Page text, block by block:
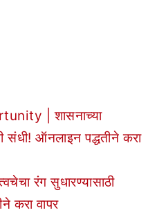
| शासनाच्या
संधी! ऑनलाइन पद्धतीने करा
रंग सुधारण्यासाठी
करा वापर